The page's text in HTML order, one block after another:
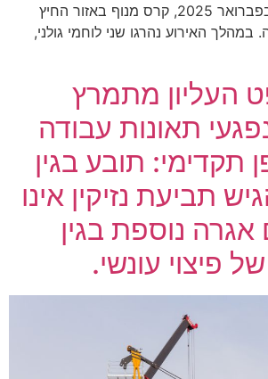
רביעי לחמישי, ה-6 בפברואר 2025, קרס מנוף באזור החיץ
במהלך האירוע נהרגו שני לוחמי גולני,
העליון מתמרץ
תאונות עבודה
תקדימי: תובע בגין
תביעת נזיקין אינו
נוספת בגין
פיצוי עונשי.